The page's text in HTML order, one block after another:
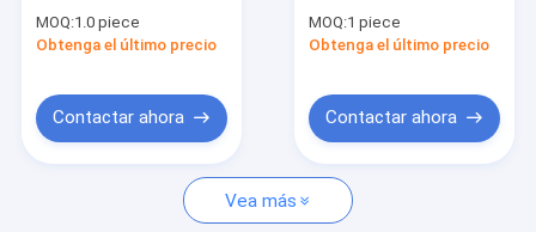
Variable Frequency
Driver
MOQ:1.0 piece
Obtenga el último precio
Contactar ahora
AC Variable
Frequency Drive
MOQ:1 piece
Obtenga el último precio
Contactar ahora
Vea más